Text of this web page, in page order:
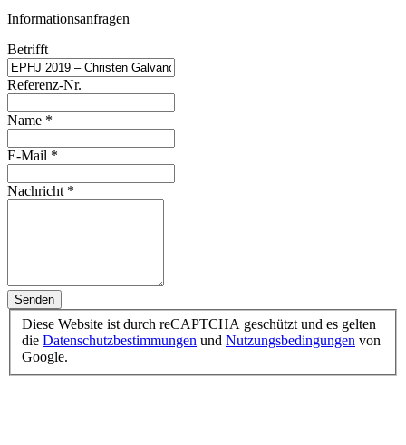
Informationsanfragen
Betrifft
Referenz-Nr.
Name *
E-Mail *
Nachricht *
Senden
Diese Website ist durch reCAPTCHA geschützt und es gelten
die Datenschutzbestimmungen und Nutzungsbedingungen von
Google.